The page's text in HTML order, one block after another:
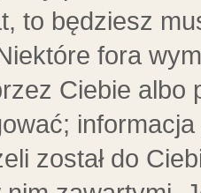
to będziesz
fora
Ciebie albo
został do